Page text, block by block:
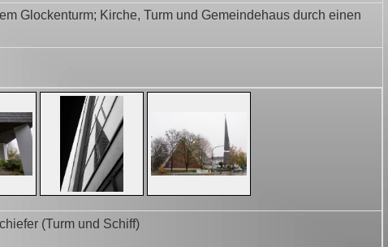
Glockenturm; Kirche, Turm und Gemeindehaus durch einen
(Turm und Schiff)